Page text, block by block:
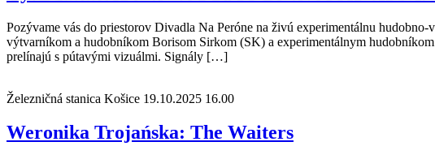
Pozývame vás do priestorov Divadla Na Peróne na živú experimentálnu
výtvarníkom a hudobníkom Borisom Sirkom (SK) a experimentálnym
prelínajú s pútavými vizuálmi. Signály […]
Železničná stanica Košice 19.10.2025 16.00
Weronika Trojańska: The Waiters